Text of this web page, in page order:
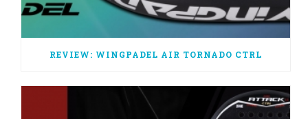
REVIEW: WINGPADEL AIR TORNADO CTRL